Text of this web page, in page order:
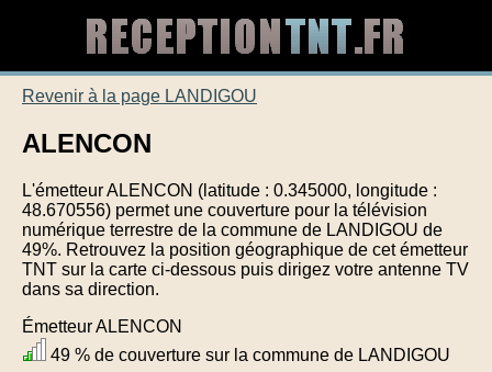
Revenir à la page LANDIGOU
ALENCON
L'émetteur ALENCON (latitude : 0.345000, longitude :
48.670556) permet une couverture pour la télévision
numérique terrestre de la commune de LANDIGOU de
49%. Retrouvez la position géographique de cet émetteur
TNT sur la carte ci-dessous puis dirigez votre antenne TV
dans sa direction.
Émetteur ALENCON
49 % de couverture sur la commune de LANDIGOU